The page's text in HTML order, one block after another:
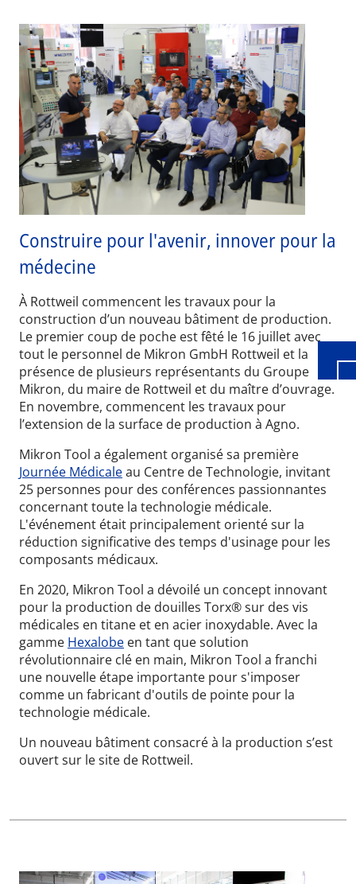
Construire pour l'avenir, innover pour la
médecine
À Rottweil commencent les travaux pour la
construction d’un nouveau bâtiment de production.
Le premier coup de poche est fêté le 16 juillet avec
tout le personnel de Mikron GmbH Rottweil et la
présence de plusieurs représentants du Groupe
Mikron, du maire de Rottweil et du maître d’ouvrage.
En novembre, commencent les travaux pour
l’extension de la surface de production à Agno.
Mikron Tool a également organisé sa première
Journée Médicaleau Centre de Technologie, invitant
25 personnes pour des conférences passionnantes
concernant toute la technologie médicale.
L'événement était principalement orienté sur la
réduction significative des temps d'usinage pour les
composants médicaux.
En 2020, Mikron Tool a dévoilé un concept innovant
pour la production de douilles Torx® sur des vis
médicales en titane et en acier inoxydable. Avec la
gamme Hexalobe en tant que solution
révolutionnaire clé en main, Mikron Tool a franchi
une nouvelle étape importante pour s'imposer
comme un fabricant d'outils de pointe pour la
technologie médicale.
Un nouveau bâtiment consacré à la production s’est
ouvert sur le site de Rottweil.